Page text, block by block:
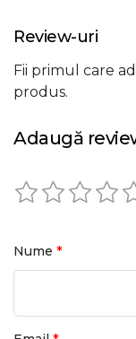
Review-uri
Fii primul care
produs.
Adaugă
Nume *